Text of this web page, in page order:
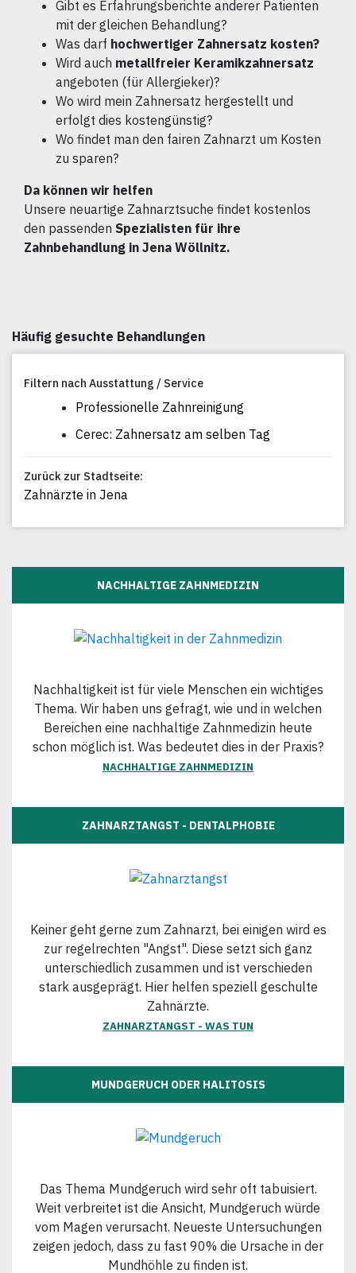
Gibt es Erfahrungsberichte anderer Patienten
mit der gleichen Behandlung?
Was darf hochwertiger Zahnersatz kosten?
Wird auch metallfreier Keramikzahnersatz
angeboten (für Allergieker)?
Wo wird mein Zahnersatz hergestellt und
erfolgt dies kostengünstig?
Wo findet man den fairen Zahnarzt um Kosten
zu sparen?
Da können wir helfen
Unsere neuartige Zahnarztsuche findet kostenlos
den passenden Spezialisten für ihre
Zahnbehandlung in Jena Wöllnitz.
Häufig gesuchte Behandlungen
Filtern nach Ausstattung / Service
Professionelle Zahnreinigung
Cerec: Zahnersatz am selben Tag
Zurück zur Stadtseite:
Zahnärzte in Jena
NACHHALTIGE ZAHNMEDIZIN
Nachhaltigkeit ist für viele Menschen ein wichtiges
Thema. Wir haben uns gefragt, wie und in welchen
Bereichen eine nachhaltige Zahnmedizin heute
schon möglich ist. Was bedeutet dies in der Praxis?
NACHHALTIGE ZAHNMEDIZIN
ZAHNARZTANGST - DENTALPHOBIE
Keiner geht gerne zum Zahnarzt, bei einigen wird es
zur regelrechten "Angst". Diese setzt sich ganz
unterschiedlich zusammen und ist verschieden
stark ausgeprägt. Hier helfen speziell geschulte
Zahnärzte.
ZAHNARZTANGST - WAS TUN
MUNDGERUCH ODER HALITOSIS
Das Thema Mundgeruch wird sehr oft tabuisiert.
Weit verbreitet ist die Ansicht, Mundgeruch würde
vom Magen verursacht. Neueste Untersuchungen
zeigen jedoch, dass zu fast 90% die Ursache in der
Mundhöhle zu finden ist.